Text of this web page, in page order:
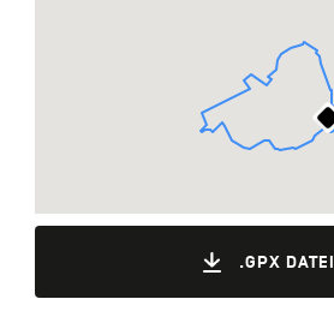
.GPX DATEI